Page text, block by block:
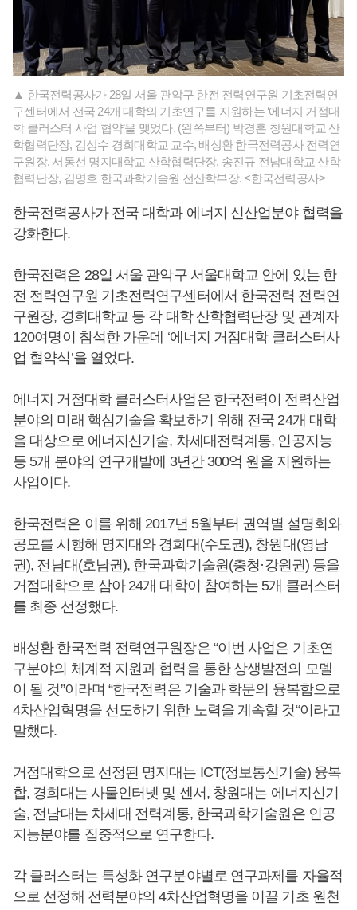
▲ 한국전력공사가 28일 서울 관악구 한전 전력연구원 기초전력연
구센터에서 전국 24개 대학의 기초연구를 지원하는 ‘에너지 거점대
학 클러스터 사업 협약’을 맺었다. (왼쪽부터) 박경훈 창원대학교 산
학협력단장, 김성수 경희대학교 교수, 배성환 한국전력공사 전력연
구원장, 서동선 명지대학교 산학협력단장, 송진규 전남대학교 산학
협력단장, 김명호 한국과학기술원 전산학부장. <한국전력공사>
한국전력공사가 전국 대학과 에너지 신산업분야 협력을
강화한다.
한국전력은 28일 서울 관악구 서울대학교 안에 있는 한
전 전력연구원 기초전력연구센터에서 한국전력 전력연
구원장, 경희대학교 등 각 대학 산학협력단장 및 관계자
120여명이 참석한 가운데 ‘에너지 거점대학 클러스터사
업 협약식’을 열었다.
에너지 거점대학 클러스터사업은 한국전력이 전력산업
분야의 미래 핵심기술을 확보하기 위해 전국 24개 대학
을 대상으로 에너지신기술, 차세대전력계통, 인공지능
등 5개 분야의 연구개발에 3년간 300억 원을 지원하는
사업이다.
한국전력은 이를 위해 2017년 5월부터 권역별 설명회와
공모를 시행해 명지대와 경희대(수도권), 창원대(영남
권), 전남대(호남권), 한국과학기술원(충청·강원권) 등을
거점대학으로 삼아 24개 대학이 참여하는 5개 클러스터
를 최종 선정했다.
배성환 한국전력 전력연구원장은 “이번 사업은 기초연
구분야의 체계적 지원과 협력을 통한 상생발전의 모델
이 될 것”이라며 “한국전력은 기술과 학문의 융복합으로
4차산업혁명을 선도하기 위한 노력을 계속할 것“이라고
말했다.
거점대학으로 선정된 명지대는 ICT(정보통신기술) 융복
합, 경희대는 사물인터넷 및 센서, 창원대는 에너지신기
술, 전남대는 차세대 전력계통, 한국과학기술원은 인공
지능분야를 집중적으로 연구한다.
각 클러스터는 특성화 연구분야별로 연구과제를 자율적
으로 선정해 전력분야의 4차산업혁명을 이끌 기초 원천